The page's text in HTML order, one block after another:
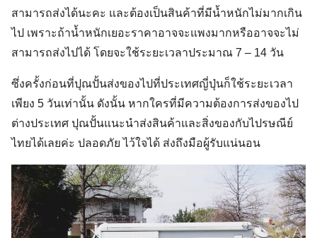
สามารถส่งได้นะคะ และต้องเป็นสินค้าที่มีน้ำหนักไม่มากเกิน
ไป เพราะถ้าน้ำหนักเยอะราคาอาจจะแพงมากหรืออาจจะไม่
สามารถส่งไปได้ โดยจะใช้ระยะเวลาประมาณ 7 – 14 วัน
ซึ่งครั้งก่อนที่ปุณปั้นส่งของไปที่ประเทศญี่ปุ่นก็ใช้ระยะเวลา
เพียง 5 วันเท่านั้น ดังนั้น หากใครที่มีความต้องการส่งของไป
ต่างประเทศ ปุณปั้นแนะนำส่งสินค้าและสิ่งของกับไปรษณีย์
ไทยได้เลยค่ะ ปลอดภัย ไว้ใจได้ ส่งถึงมือผู้รับแน่นอน